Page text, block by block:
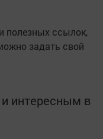
полезных ссылок,
задать свой
интересным в